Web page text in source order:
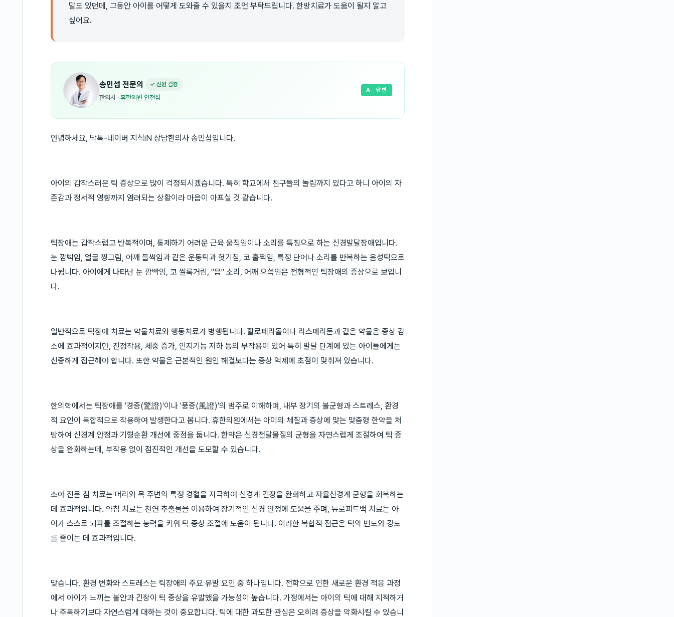
말도 있던데, 그동안 아이를 어떻게 도와줄 수 있을지 조언 부탁드립니다. 한방치료가 도움이 될지 알고
싶어요.
송민섭 전문의 ✓ 신원 검증
한의사 · 휴한의원 인천점
A · 답변
안녕하세요, 닥톡-네이버 지식iN 상담한의사 송민섭입니다.
아이의 갑작스러운 틱 증상으로 많이 걱정되시겠습니다. 특히 학교에서 친구들의 놀림까지 있다고 하니 아이의 자
존감과 정서적 영향까지 염려되는 상황이라 마음이 아프실 것 같습니다.
틱장애는 갑작스럽고 반복적이며, 통제하기 어려운 근육 움직임이나 소리를 특징으로 하는 신경발달장애입니다.
눈 깜빡임, 얼굴 찡그림, 어깨 들썩임과 같은 운동틱과 헛기침, 코 훌쩍임, 특정 단어나 소리를 반복하는 음성틱으로
나뉩니다. 아이에게 나타난 눈 깜빡임, 코 씰룩거림, "음" 소리, 어깨 으쓱임은 전형적인 틱장애의 증상으로 보입니
다.
일반적으로 틱장애 치료는 약물치료와 행동치료가 병행됩니다. 할로페리돌이나 리스페리돈과 같은 약물은 증상 감
소에 효과적이지만, 진정작용, 체중 증가, 인지기능 저하 등의 부작용이 있어 특히 발달 단계에 있는 아이들에게는
신중하게 접근해야 합니다. 또한 약물은 근본적인 원인 해결보다는 증상 억제에 초점이 맞춰져 있습니다.
한의학에서는 틱장애를 '경증(驚證)'이나 '풍증(風證)'의 범주로 이해하며, 내부 장기의 불균형과 스트레스, 환경
적 요인이 복합적으로 작용하여 발생한다고 봅니다. 휴한의원에서는 아이의 체질과 증상에 맞는 맞춤형 한약을 처
방하여 신경계 안정과 기혈순환 개선에 중점을 둡니다. 한약은 신경전달물질의 균형을 자연스럽게 조절하여 틱 증
상을 완화하는데, 부작용 없이 점진적인 개선을 도모할 수 있습니다.
소아 전문 침 치료는 머리와 목 주변의 특정 경혈을 자극하여 신경계 긴장을 완화하고 자율신경계 균형을 회복하는
데 효과적입니다. 약침 치료는 천연 추출물을 이용하여 장기적인 신경 안정에 도움을 주며, 뉴로피드백 치료는 아
이가 스스로 뇌파를 조절하는 능력을 키워 틱 증상 조절에 도움이 됩니다. 이러한 복합적 접근은 틱의 빈도와 강도
를 줄이는 데 효과적입니다.
맞습니다. 환경 변화와 스트레스는 틱장애의 주요 유발 요인 중 하나입니다. 전학으로 인한 새로운 환경 적응 과정
에서 아이가 느끼는 불안과 긴장이 틱 증상을 유발했을 가능성이 높습니다. 가정에서는 아이의 틱에 대해 지적하거
나 주목하기보다 자연스럽게 대하는 것이 중요합니다. 틱에 대한 과도한 관심은 오히려 증상을 악화시킬 수 있습니